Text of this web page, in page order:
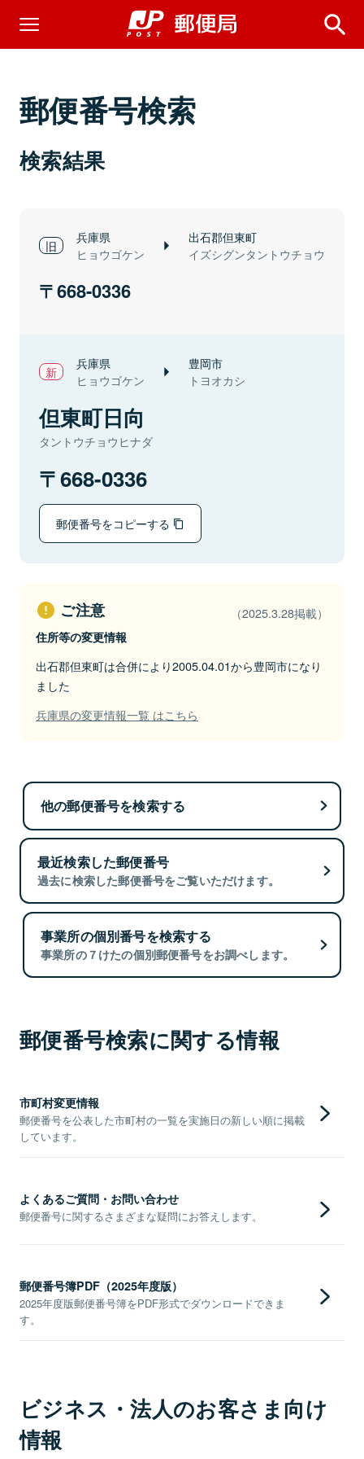
郵便番号検索
検索結果
兵庫県
ヒョウゴケン
出石郡但東町
イズシグンタントウチョウ
668-0336
兵庫県
ヒョウゴケン
豊岡市
トヨオカシ
但東町日向
タントウチョウヒナダ
668-0336
郵便番号をコピーする
ご注意 （2025.3.28掲載）
住所等の変更情報
出石郡但東町は合併により2005.04.01から豊岡市になり
ました
兵庫県の変更情報一覧 はこちら
他の郵便番号を検索する
最近検索した郵便番号
過去に検索した郵便番号をご覧いただけます。
事業所の個別番号を検索する
事業所の７けたの個別郵便番号をお調べします。
郵便番号検索に関する情報
市町村変更情報
郵便番号を公表した市町村の一覧を実施日の新しい順に掲載
しています。
よくあるご質問・お問い合わせ
郵便番号に関するさまざまな疑問にお答えします。
郵便番号簿PDF（2025年度版）
2025年度版郵便番号簿をPDF形式でダウンロードできま
す。
ビジネス・法人のお客さま向け
情報